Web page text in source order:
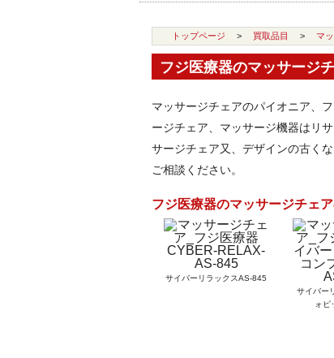
トップページ > 買取品目 > マ
フジ医療器のマッサージ
マッサージチェアのパイオニア、
ージチェア、マッサージ機器はリ
サージチェア又、デザインの古く
ご相談ください。
フジ医療器のマッサージチェ
サイバーリラックスAS-845
サイバー
ォピ